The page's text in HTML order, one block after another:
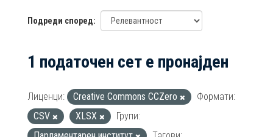
Подреди според
1 податочен сет е пронајден
Лиценци: Creative Commons CCZero
Формати:
CSV
XLSX
Групи: